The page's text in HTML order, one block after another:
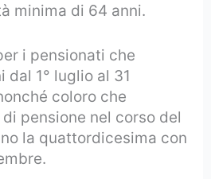
minima di 64 anni.
i pensionati che
dal 1° luglio al 31
coloro che
pensione nel corso del
la quattordicesima con